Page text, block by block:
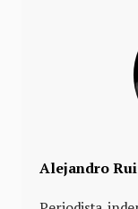
Alejandro